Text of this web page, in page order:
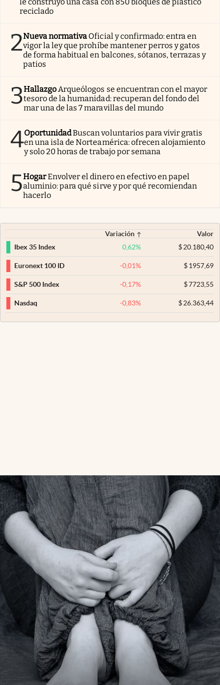
reciclado
2Nueva normativa Oficial y confirmado: entra en
vigor la ley que prohíbe mantener perros y gatos
de forma habitual en balcones, sótanos, terrazas y
patios
3Hallazgo Arqueólogos se encuentran con el mayor
tesoro de la humanidad: recuperan del fondo del
mar una de las 7 maravillas del mundo
4OportunidadBuscan voluntarios para vivir gratis
en una isla de Norteamérica: ofrecen alojamiento
y solo 20 horas de trabajo por semana
5HogarEnvolver el dinero en efectivo en papel
aluminio: para qué sirve y por qué recomiendan
hacerlo
Variación
Valor
Ibex 35 Index
0,62% $20.180,40
Euronext 100 ID -0,01% $1957,69
S&P 500 Index -0,17% $7723,55
Nasdaq -0,83% $26.363,44